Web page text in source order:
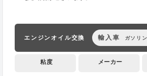
エンジンオイル交換 輸入車 ガソリ
粘度 メーカー